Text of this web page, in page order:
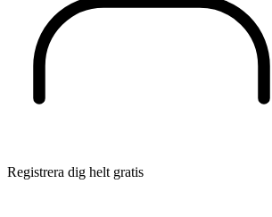
Registrera dig helt gratis